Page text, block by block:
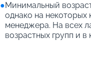
●Минимальный
однако на некоторых
менеджера. На всех
возрастных групп и